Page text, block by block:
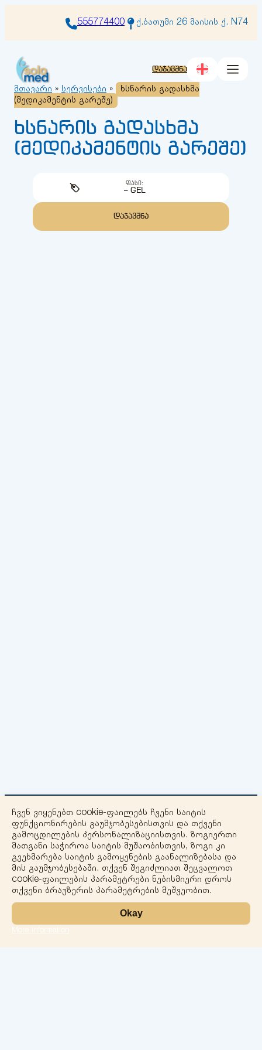
555774400 ქ.ბათუმი 26 მაისის ქ. N74
დაჯავშნა
მთავარი » სერვისები »
ხსნარის გადასხმა
(მედიკამენტის გარეშე)
ხსნარის გადასხმა
(მედიკამენტის გარეშე)
ᲤᲐᲡᲘ:
– GEL
ᲓᲐᲯᲐᲕᲨᲜᲐ
+
−
ჩვენ ვიყენებთ cookie-ფაილებს ჩვენი საიტის
ფუნქციონირების გაუმჯობესებისთვის და თქვენი
გამოცდილების პერსონალიზაციისთვის. ზოგიერთი
მათგანი საჭიროა საიტის მუშაობისთვის, ზოგი კი
გვეხმარება საიტის გამოყენების გაანალიზებასა და
მის გაუმჯობესებაში. თქვენ შეგიძლიათ შეცვალოთ
cookie-ფაილების პარამეტრები ნებისმიერი დროს
თქვენი ბრაუზერის პარამეტრების მეშვეობით.
Okay
More information